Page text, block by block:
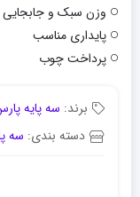
وزن سبک و جابجایی
پایداری مناسب
پرداخت چوب
برند: سه پایه
دسته بندی: سه